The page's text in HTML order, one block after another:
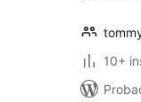
10+